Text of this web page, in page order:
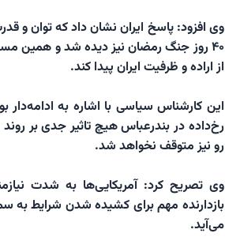
وی افزود: پاسخ ایران نشان داد که توان و
۴۰ روز جنگ رمضان نیز دیده شد و همین
از اراده و ظرفیت ایران پیدا کند.
این کارشناس سیاسی با اشاره به ادامه‌دار
رخ‌داده در بندرعباس هیچ تاثیر جدی بر
رو نیز متوقف نخواهد شد.
وی تصریح کرد: آمریکایی‌ها به شدت
بازدارنده مهم برای کشیده شدن شرایط
می‌آید.